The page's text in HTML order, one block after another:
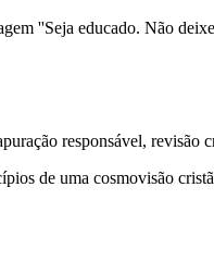
''Seja educado. Não
responsável, revisão
de uma cosmovisão